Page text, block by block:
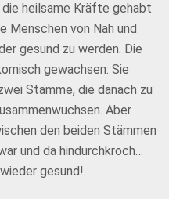
heilsame Kräfte gehabt
Menschen von Nah und
gesund zu werden. Die
gewachsen: Sie
Stämme, die danach zu
Aber
den beiden Stämmen
und da hindurchkroch…
gesund!